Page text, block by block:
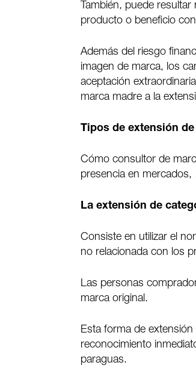
También, puede
producto o beneficio
Además del riesgo
imagen de marca, los
aceptación
marca madre a la
Tipos de extensión
Cómo consultor de
presencia en
La extensión de
Consiste en utilizar el
no relacionada con los
Las personas
marca original.
Esta forma de
reconocimiento
paraguas.